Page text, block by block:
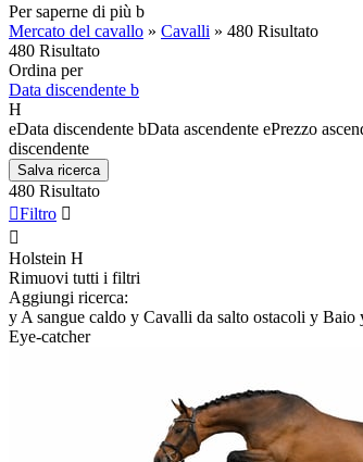
Per saperne di più b
Mercato del cavallo » Cavalli » 480 Risultato
480 Risultato
Ordina per
Data discendente b
H
eData discendente bData ascendente ePrezzo
discendente
Salva ricerca
480 Risultato
Filtro 

Holstein H
Rimuovi tutti i filtri
Aggiungi ricerca:
y A sangue caldo y Cavalli da salto ostacoli y Baio
Eye-catcher